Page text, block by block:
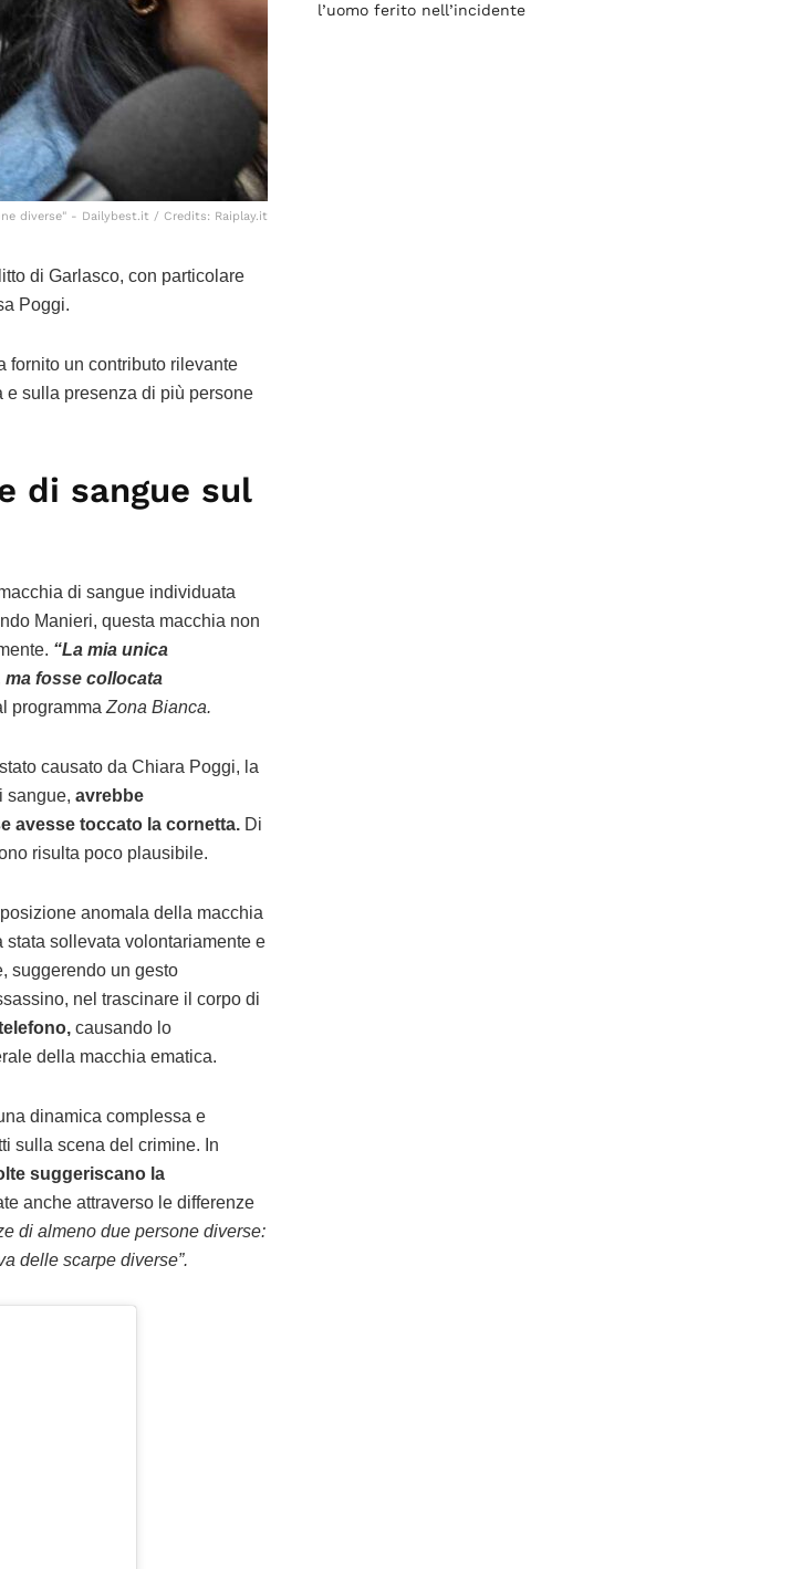
diverse" - Dailybest.it / Credits: Raiplay.it
di Garlasco, con particolare
Poggi.
fornito un contributo rilevante
sulla presenza di più persone
di sangue sul
di sangue individuata
Manieri, questa macchia non
“La mia unica
fosse collocata
programma Zona Bianca.
causato da Chiara Poggi, la
sangue, avrebbe
avesse toccato la cornetta. Di
risulta poco plausibile.
anomala della macchia
sollevata volontariamente e
suggerendo un gesto
nel trascinare il corpo di
causando lo
della macchia ematica.
dinamica complessa e
sulla scena del crimine. In
suggeriscano la
anche attraverso le differenze
di almeno due persone diverse:
delle scarpe diverse”.
l’uomo ferito nell’incidente